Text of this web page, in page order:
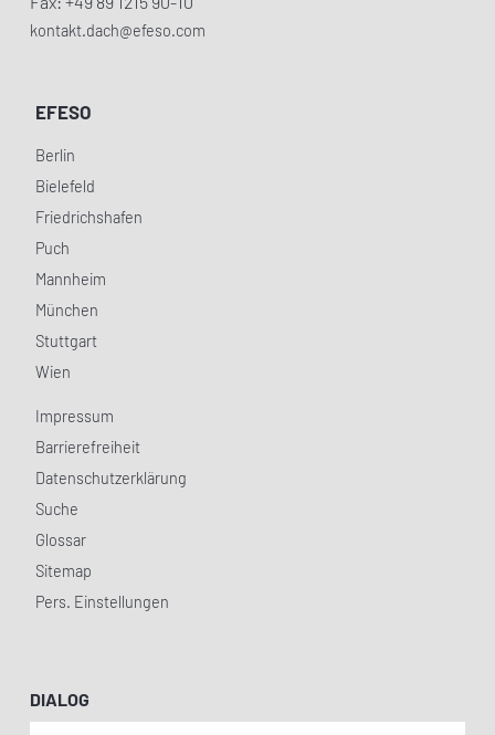
kontakt.dach@efeso.com
EFESO
Berlin
Bielefeld
Friedrichshafen
Puch
Mannheim
München
Stuttgart
Wien
Impressum
Barrierefreiheit
Datenschutzerklärung
Suche
Glossar
Sitemap
Pers. Einstellungen
DIALOG